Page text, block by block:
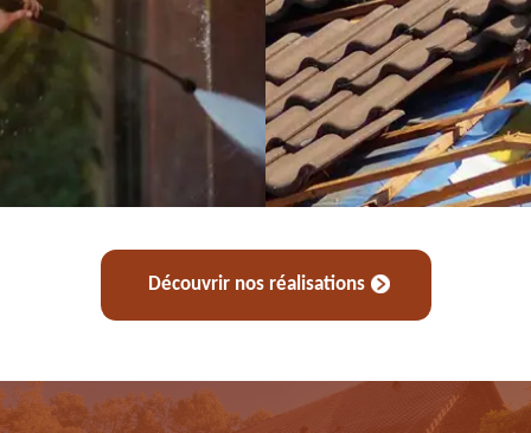
Découvrir nos réalisations